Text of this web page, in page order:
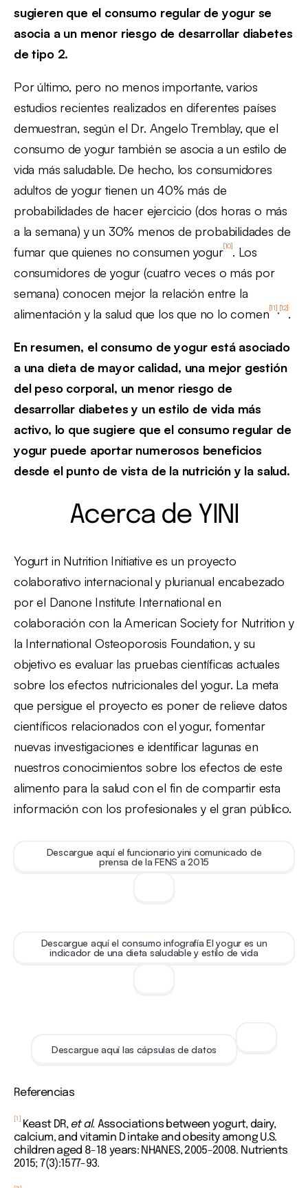
sugieren que el consumo regular de yogur se
asocia a un menor riesgo de desarrollar diabetes
de tipo 2.
Por último, pero no menos importante, varios
estudios recientes realizados en diferentes países
demuestran, según el Dr. Angelo Tremblay, que el
consumo de yogur también se asocia a un estilo de
vida más saludable. De hecho, los consumidores
adultos de yogur tienen un 40% más de
probabilidades de hacer ejercicio (dos horas o más
a la semana) y un 30% menos de probabilidades de
fumar que quienes no consumen yogur[10]. Los
consumidores de yogur (cuatro veces o más por
semana) conocen mejor la relación entre la
alimentación y la salud que los que no lo comen[11],[12].
En resumen, el consumo de yogur está asociado
a una dieta de mayor calidad, una mejor gestión
del peso corporal, un menor riesgo de
desarrollar diabetes y un estilo de vida más
activo, lo que sugiere que el consumo regular de
yogur puede aportar numerosos beneficios
desde el punto de vista de la nutrición y la salud.
Acerca de YINI
Yogurt in Nutrition Initiative es un proyecto
colaborativo internacional y plurianual encabezado
por el Danone Institute International en
colaboración con la American Society for Nutrition y
la International Osteoporosis Foundation, y su
objetivo es evaluar las pruebas científicas actuales
sobre los efectos nutricionales del yogur. La meta
que persigue el proyecto es poner de relieve datos
científicos relacionados con el yogur, fomentar
nuevas investigaciones e identificar lagunas en
nuestros conocimientos sobre los efectos de este
alimento para la salud con el fin de compartir esta
información con los profesionales y el gran público.
Descargue aquí el funcionario yini comunicado de
prensa de la FENS a 2015
Descargue aquí el consumo infografía El yogur es un
indicador de una dieta saludable y estilo de vida
Descargue aquí las cápsulas de datos
Referencias
[1] Keast DR,et al. Associations between yogurt, dairy,
calcium, and vitamin D intake and obesity among U.S.
children aged 8-18 years: NHANES, 2005-2008. Nutrients
2015; 7(3):1577-93.